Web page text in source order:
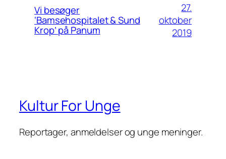
Vi besøger
‘Bamsehospitalet & Sund
Krop’ på Panum
27.
oktober
2019
Kultur For Unge
Reportager, anmeldelser og unge meninger.